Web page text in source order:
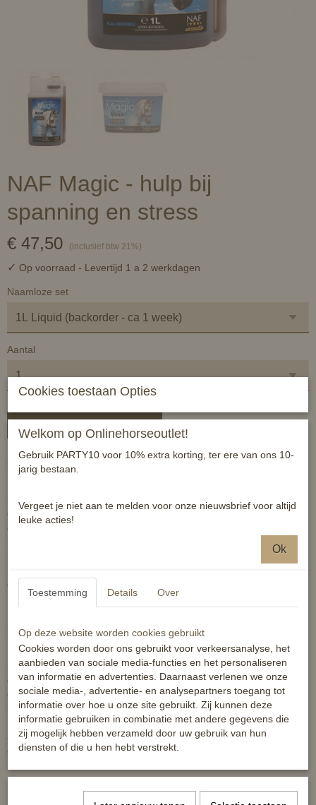
NAF Magic - hulp bij
spanning en stress
€ 47,50 (inclusief btw 21%)
✓ Op voorraad - Levertijd 1 a 2 werkdagen
Naamloze set
Aantal
door bijvoorbeeld veel reizen en van intensief trainen kan nerveus
gedrag en stress veroorzaken. NAF Magic vloeibaar kan deze
makkelijker ontspant en meer zelfvertrouwen krijgt. Daarnaast
en biergist welke hebben een rustgevende werking.
NAF Magic Powder
NAF Magic Powder is een rustgevend middel dat gemaakt is van
magnesium en rustgevende kruiden. Een tekort aan magnesium
door bijvoorbeeld veel reizen en van intensief trainen kan nerveus
gedrag en stress veroorzaken. NAF Magic kan deze magnesium
behoefte aanvullen en zorgen dat het paard makkelijker ontspant
en meer zelfvertrouwen krijgt. Daarnaast bevat NAF magic onder
andere Sint Jans kruid, hop, koolzaadolie en biergist welke hebben
een rustgevende werking.
Cookies toestaan Opties
Welkom op Onlinehorseoutlet!
Gebruik PARTY10 voor 10% extra korting, ter ere van ons 10-
jarig bestaan.
Vergeet je niet aan te melden voor onze nieuwsbrief voor altijd
leuke acties!
Ok
Toestemming Details Over
Op deze website worden cookies gebruikt
Cookies worden door ons gebruikt voor verkeersanalyse, het
aanbieden van sociale media-functies en het personaliseren
van informatie en advertenties. Daarnaast verlenen we onze
sociale media-, advertentie- en analysepartners toegang tot
informatie over hoe u onze site gebruikt. Zij kunnen deze
informatie gebruiken in combinatie met andere gegevens die
zij mogelijk hebben verzameld door uw gebruik van hun
diensten of die u hen hebt verstrekt.